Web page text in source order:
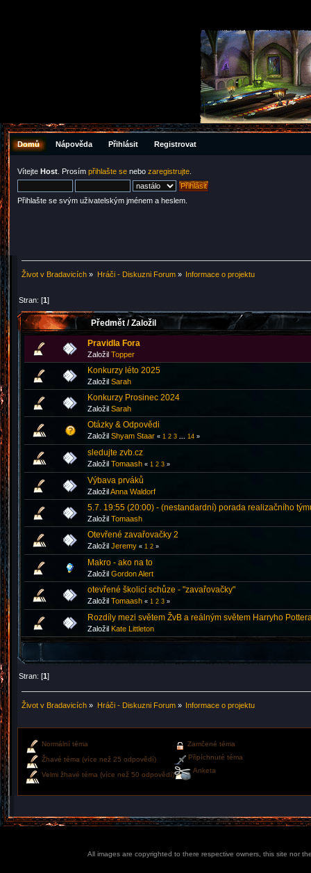
Domů Nápověda Přihlásit Registrovat
Vítejte Host . Prosím přihlašte se nebo zaregistrujte
Přihlašte se svým uživatelským jménem a heslem.
Život v Bradavicích » Hráči - Diskuzni Forum» Informace o projektu
Stran: [1]
Předmět /Založil
Pravidla Fora
Založil Topper
Konkurzy léto 2025
Založil Sarah
Konkurzy Prosinec 2024
Založil Sarah
Otázky & Odpovědi
Založil Shyam Staar « 1 2 3 14 »
sledujte zvb.cz
Založil Tomaash « 1 2 3 »
Výbava prváků
ZaložilAnna Waldorf
5.7. 19:55 (20:00) - (nestandardní) porada realizačního
Založil Tomaash
Otevřené zavařovačky 2
Založil Jeremy « 1 2 »
Makro - ako na to
Založil Gordon Alert
otevřené školicí schůze - "zavařovačky"
Založil Tomaash « 1 2 3 »
Rozdíly mezi světem ŽvB a reálným světem Harryho
Založil Kate Littleton
Stran: [1]
Život v Bradavicích » Hráči - Diskuzni Forum» Informace o projektu
Normální téma
Žhavé téma (více než 25 odpovědí)
Velmi žhavé téma (více než 50 odpovědí)
Zamčené téma
Připíchnuté téma
Anketa
All images are copyrighted to there respective owners, this site nor